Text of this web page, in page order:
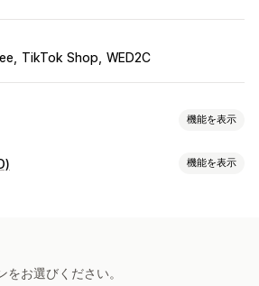
TikTok Shop WED2C
機能を表示
機能を表示
ー
お選びください。